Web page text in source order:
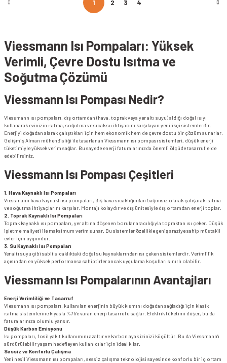
1 2 3 4
Viessmann Isı Pompaları: Yüksek
Verimli, Çevre Dostu Isıtma ve
Soğutma Çözümü
Viessmann Isı Pompası Nedir?
Viessmann ısı pompaları, dış ortamdan (hava, toprak veya yer altı suyu) aldığı doğal ısıyı
kullanarak evinizin ısıtma, soğutma ve sıcak su ihtiyacını karşılayan yenilikçi sistemlerdir.
Enerjiyi doğadan alarak çalıştıkları için hem ekonomik hem de çevre dostu bir çözüm sunarlar.
Gelişmiş Alman mühendisliği ile tasarlanan Viessmann ısı pompası sistemleri, düşük enerji
tüketimiyle yüksek verim sağlar. Bu sayede enerji faturalarınızda önemli ölçüde tasarruf elde
edebilirsiniz.
Viessmann Isı Pompası Çeşitleri
1. Hava Kaynaklı Isı Pompaları
Viessmann hava kaynaklı ısı pompaları, dış hava sıcaklığından bağımsız olarak çalışarak ısıtma
ve soğutma ihtiyaçlarını karşılar. Montajı kolaydır ve dış ünitesiyle dış ortamdan enerji toplar.
2. Toprak Kaynaklı Isı Pompaları
Toprak kaynaklı ısı pompaları, yer altına döşenen borular aracılığıyla topraktan ısı çeker. Düşük
işletme maliyeti ile maksimum verim sunar. Bu sistemler özellikle geniş araziye sahip müstakil
evler için uygundur.
3. Su Kaynaklı Isı Pompaları
Yer altı suyu gibi sabit sıcaklıktaki doğal su kaynaklarından ısı çeken sistemlerdir. Verimlilik
açısından en yüksek performansa sahiptirler ancak uygulama koşulları sınırlı olabilir.
Viessmann Isı Pompalarının Avantajları
Enerji Verimliliği ve Tasarruf
Viessmann ısı pompaları, kullanılan enerjinin büyük kısmını doğadan sağladığı için klasik
ısıtma sistemlerine kıyasla %75’e varan enerji tasarrufu sağlar. Elektrik tüketimi düşer, bu da
faturalarınıza olumlu yansır.
Düşük Karbon Emisyonu
Isı pompaları, fosil yakıt kullanımını azaltır ve karbon ayak izinizi küçültür. Bu da Viessmann’ı
sürdürülebilir yaşam hedefleyen kullanıcılar için ideal kılar.
Sessiz ve Konforlu Çalışma
Yeni nesil Viessmann ısı pompaları, sessiz çalışma teknolojisi sayesinde konforlu bir iç ortam